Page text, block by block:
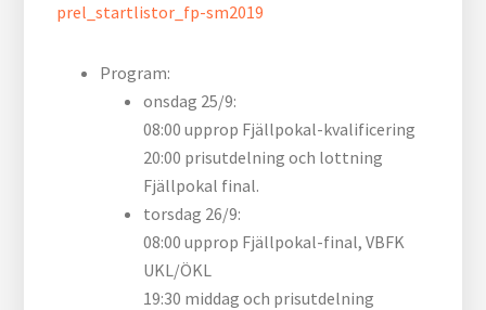
prel_startlistor_fp-sm2019
Program:
onsdag 25/9:
08:00 upprop Fjällpokal-kvalificering
20:00 prisutdelning och lottning
Fjällpokal final.
torsdag 26/9:
08:00 upprop Fjällpokal-final, VBFK
UKL/ÖKL
19:30 middag och prisutdelning